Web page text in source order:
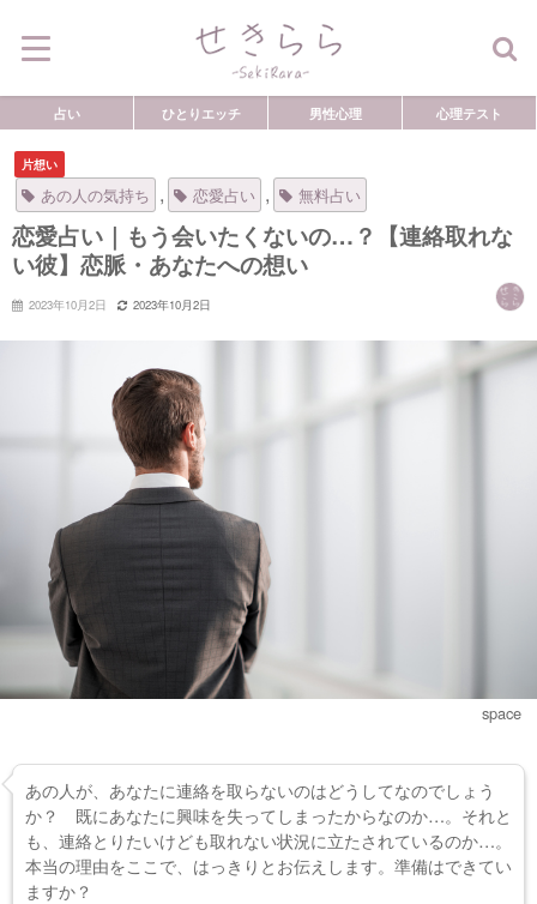
占い ひとりエッチ 男性心理 心理テスト
片想い
あの人の気持ち , 恋愛占い , 無料占い
恋愛占い｜もう会いたくないの…？【連絡取れな
い彼】恋脈・あなたへの想い
2023年10月2日 2023年10月2日
space
あの人が、あなたに連絡を取らないのはどうしてなのでしょう
か？ 既にあなたに興味を失ってしまったからなのか…。それと
も、連絡とりたいけども取れない状況に立たされているのか…。
本当の理由をここで、はっきりとお伝えします。準備はできてい
ますか？